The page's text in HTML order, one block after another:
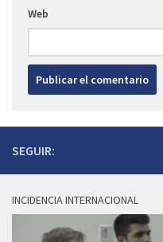
Web
SEGUIR:
INCIDENCIA INTERNACIONAL